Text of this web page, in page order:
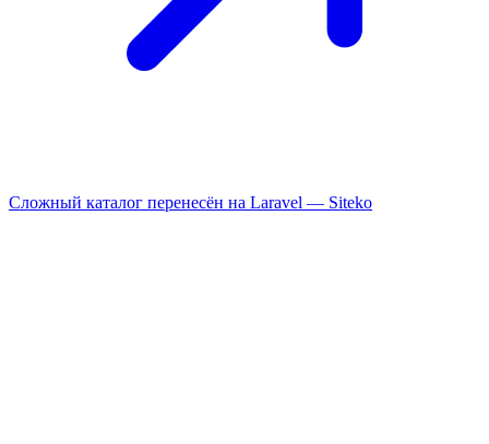
Сложный каталог перенесён на Laravel — Siteko